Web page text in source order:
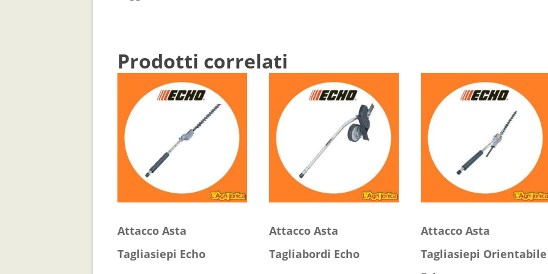
Prodotti correlati
Attacco Asta
Tagliasiepi Echo
Attacco Asta
Tagliabordi Echo
Attacco Asta
Tagliasiepi Orientabile